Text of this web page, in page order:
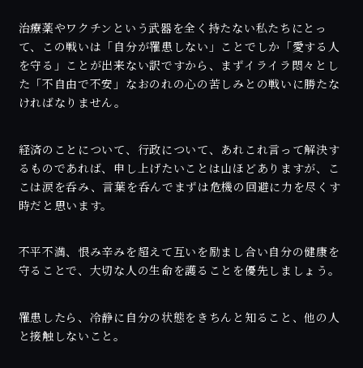
治療薬やワクチンという武器を全く持たない私たちにとっ
て、この戦いは「自分が罹患しない」ことでしか「愛する人
を守る」ことが出来ない訳ですから、まずイライラ悶々とし
た「不自由で不安」なおのれの心の苦しみとの戦いに勝たな
ければなりません。
経済のことについて、行政について、あれこれ言って解決す
るものであれば、申し上げたいことは山ほどありますが、こ
こは涙を呑み、言葉を呑んでまずは危機の回避に力を尽くす
時だと思います。
不平不満、恨み辛みを超えて互いを励まし合い自分の健康を
守ることで、大切な人の生命を護ることを優先しましょう。
罹患したら、冷静に自分の状態をきちんと知ること、他の人
と接触しないこと。